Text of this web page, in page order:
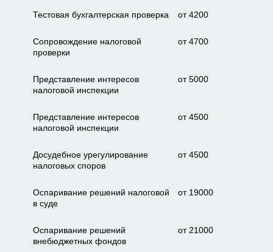
Тестовая бухгалтерская проверка от 4200
Сопровождение налоговой
проверки
от 4700
Представление интересов
налоговой инспекции
от 5000
Представление интересов
налоговой инспекции
от 4500
Досудебное урегулирование
налоговых споров
от 4500
Оспаривание решений налоговой
в суде
от 19000
Оспаривание решений
внебюджетных фондов
от 21000